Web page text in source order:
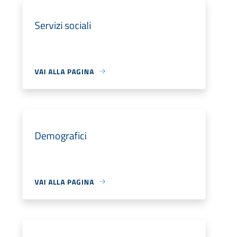
Servizi sociali
VAI ALLA PAGINA
Demografici
VAI ALLA PAGINA